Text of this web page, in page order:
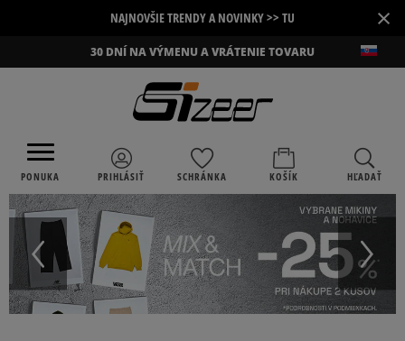
NAJNOVŠIE TRENDY A NOVINKY >> TU ×
30 DNÍ NA VÝMENU A VRÁTENIE TOVARU
PONUKA PRIHLÁSIŤ SCHRÁNKA KOŠÍK HĽADAŤ